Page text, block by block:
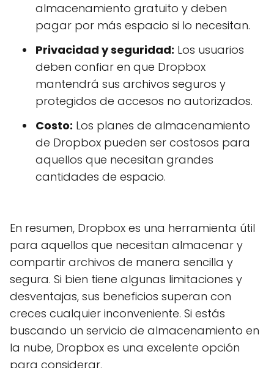
almacenamiento gratuito y deben
pagar por más espacio si lo necesitan.
Privacidad y seguridad: Los usuarios
deben confiar en que Dropbox
mantendrá sus archivos seguros y
protegidos de accesos no autorizados.
Costo: Los planes de almacenamiento
de Dropbox pueden ser costosos para
aquellos que necesitan grandes
cantidades de espacio.
En resumen, Dropbox es una herramienta útil
para aquellos que necesitan almacenar y
compartir archivos de manera sencilla y
segura. Si bien tiene algunas limitaciones y
desventajas, sus beneficios superan con
creces cualquier inconveniente. Si estás
buscando un servicio de almacenamiento en
la nube, Dropbox es una excelente opción
para considerar.